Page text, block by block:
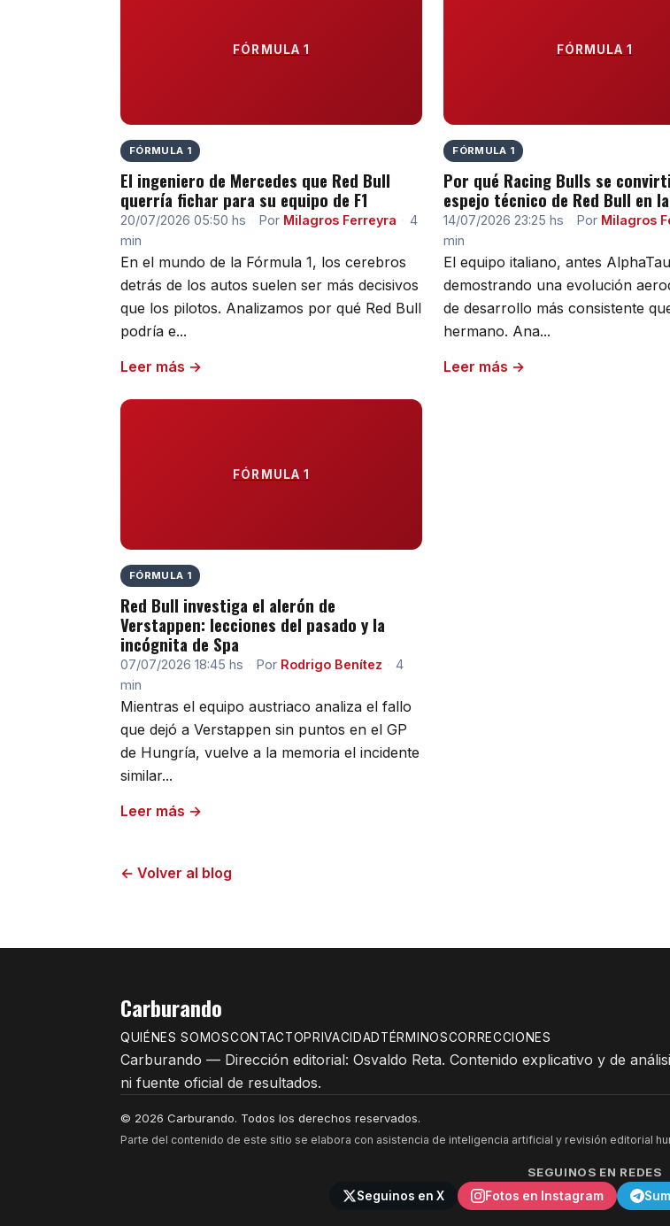
FÓRMULA 1
FÓRMULA 1
El ingeniero de Mercedes que Red Bull
querría fichar para su equipo de F1
20/07/2026 05:50 hs · Por Milagros Ferreyra · 4
min
En el mundo de la Fórmula 1, los cerebros
detrás de los autos suelen ser más decisivos
que los pilotos. Analizamos por qué Red Bull
podría e...
Leer más →
FÓRMULA 1
FÓRMULA 1
Por qué Racing Bulls se
espejo técnico de Red Bull en la
14/07/2026 23:25 hs · Por Milagros
min
El equipo italiano, antes
demostrando una evolución
de desarrollo más consistente
hermano. Ana...
Leer más →
FÓRMULA 1
FÓRMULA 1
Red Bull investiga el alerón de
Verstappen: lecciones del pasado y la
incógnita de Spa
07/07/2026 18:45 hs · Por Rodrigo Benítez · 4
min
Mientras el equipo austriaco analiza el fallo
que dejó a Verstappen sin puntos en el GP
de Hungría, vuelve a la memoria el incidente
similar...
Leer más →
← Volver al blog
Carburando
QUIÉNES SOMOSCONTACTOPRIVACIDADTÉRMINOSCORRECCIONES
Carburando — Dirección editorial: Osvaldo Reta. Contenido explicativo y de
ni fuente oficial de resultados.
© 2026 Carburando. Todos los derechos reservados.
Parte del contenido de este sitio se elabora con asistencia de inteligencia artificial y revisión editorial
SEGUINOS EN REDES
Seguinos en X
Fotos en Instagram